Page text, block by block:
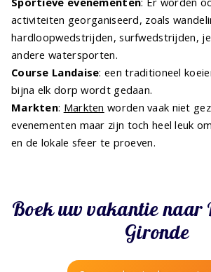
activiteiten georganiseerd, zoals
hardloopwedstrijden, surfwedstrijden,
andere watersporten.
Course Landaise: een traditioneel
bijna elk dorp wordt gedaan.
Markten: Markten worden vaak niet
evenementen maar zijn toch heel leuk
en de lokale sfeer te proeven.
Boek uw vakantie naar
Gironde